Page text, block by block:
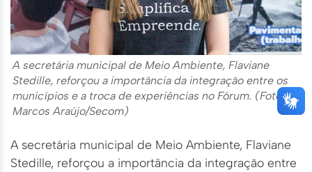
A secretária municipal de Meio Ambiente, Flaviane
Stedille, reforçou a importância da integração entre os
municípios e a troca de experiências no Fórum. (Foto:
Marcos Araújo/Secom)
A secretária municipal de Meio Ambiente, Flaviane
Stedille, reforçou a importância da integração entre